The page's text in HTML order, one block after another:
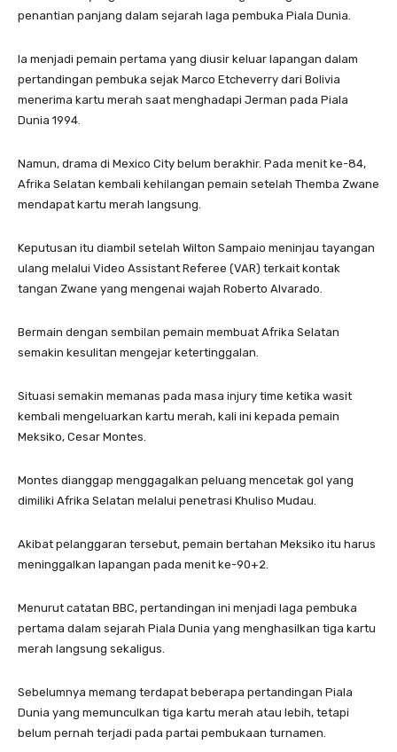
penantian panjang dalam sejarah laga pembuka Piala Dunia.
Ia menjadi pemain pertama yang diusir keluar lapangan dalam
pertandingan pembuka sejak Marco Etcheverry dari Bolivia
menerima kartu merah saat menghadapi Jerman pada Piala
Dunia 1994.
Namun, drama di Mexico City belum berakhir. Pada menit ke-84,
Afrika Selatan kembali kehilangan pemain setelah Themba Zwane
mendapat kartu merah langsung.
Keputusan itu diambil setelah Wilton Sampaio meninjau tayangan
ulang melalui Video Assistant Referee (VAR) terkait kontak
tangan Zwane yang mengenai wajah Roberto Alvarado.
Bermain dengan sembilan pemain membuat Afrika Selatan
semakin kesulitan mengejar ketertinggalan.
Situasi semakin memanas pada masa injury time ketika wasit
kembali mengeluarkan kartu merah, kali ini kepada pemain
Meksiko, Cesar Montes.
Montes dianggap menggagalkan peluang mencetak gol yang
dimiliki Afrika Selatan melalui penetrasi Khuliso Mudau.
Akibat pelanggaran tersebut, pemain bertahan Meksiko itu harus
meninggalkan lapangan pada menit ke-90+2.
Menurut catatan BBC, pertandingan ini menjadi laga pembuka
pertama dalam sejarah Piala Dunia yang menghasilkan tiga kartu
merah langsung sekaligus.
Sebelumnya memang terdapat beberapa pertandingan Piala
Dunia yang memunculkan tiga kartu merah atau lebih, tetapi
belum pernah terjadi pada partai pembukaan turnamen.